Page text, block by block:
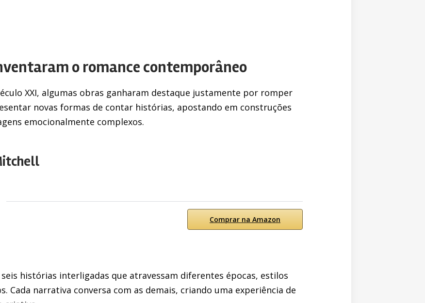
o romance contemporâneo
XXI, algumas obras ganharam destaque justamente por romper
novas formas de contar histórias, apostando em construções
emocionalmente complexos.
Comprar na Amazon
histórias interligadas que atravessam diferentes épocas, estilos
Cada narrativa conversa com as demais, criando uma experiência de